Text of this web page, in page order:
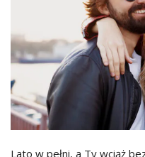
Lato w pełni, a Ty wciąż